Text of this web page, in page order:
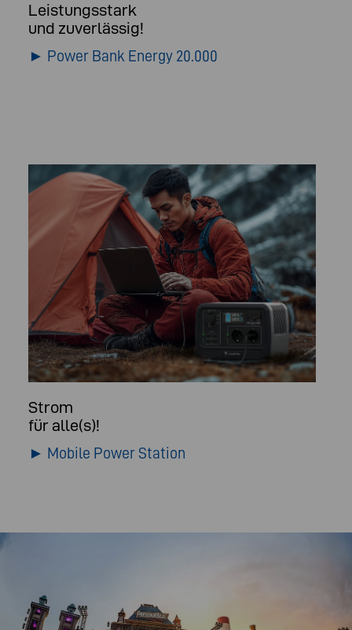
Leistungsstark
und zuverlässig!
► Power Bank Energy 20.000
Strom
für alle(s)!
► Mobile Power Station